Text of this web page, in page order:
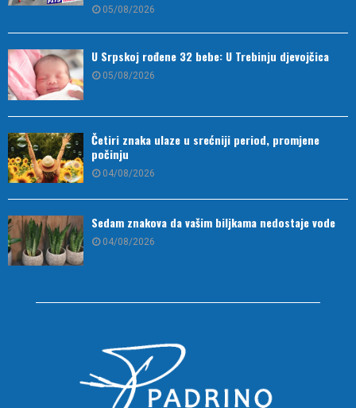
05/08/2026
U Srpskoj rođene 32 bebe: U Trebinju djevojčica
05/08/2026
Četiri znaka ulaze u srećniji period, promjene
počinju
04/08/2026
Sedam znakova da vašim biljkama nedostaje vode
04/08/2026